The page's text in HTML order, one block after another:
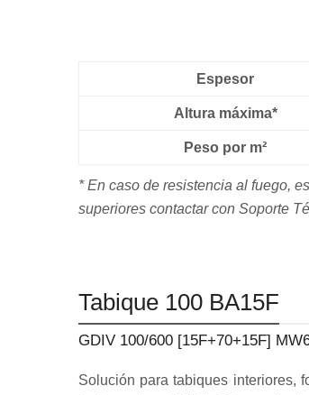
Espesor
Altura máxima*
Peso por m²
* En caso de resistencia al fuego,
superiores contactar con Soporte
Tabique 100 BA15F
GDIV 100/600 [15F+70+15F]
Solución para tabiques interiores,